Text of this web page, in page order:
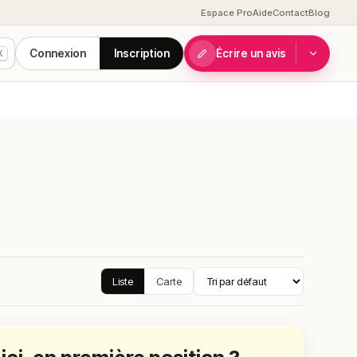
Espace ProAideContactBlog
Connexion Inscription Écrire un avis
Liste Carte